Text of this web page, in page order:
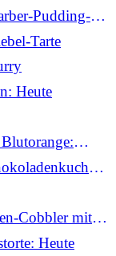
Pudding-
Tarte
Heute
Cobbler mit
Heute